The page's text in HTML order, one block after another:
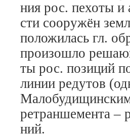
ния рос. пе­хо­ты
сти со­ору­жён
по­ло­жи­лась гл.
про­изош­ло
ты рос. по­зи­ций
ли­нии ре­ду­тов
рет­ран­ше­мен­та –
ний.